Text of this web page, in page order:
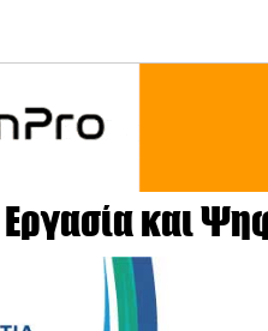
και